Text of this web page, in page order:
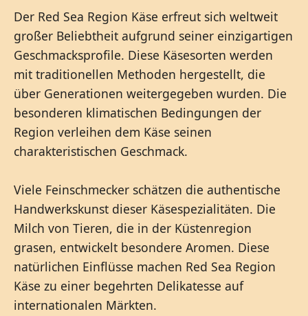
Der Red Sea Region Käse erfreut sich weltweit
großer Beliebtheit aufgrund seiner einzigartigen
Geschmacksprofile. Diese Käsesorten werden
mit traditionellen Methoden hergestellt, die
über Generationen weitergegeben wurden. Die
besonderen klimatischen Bedingungen der
Region verleihen dem Käse seinen
charakteristischen Geschmack.
Viele Feinschmecker schätzen die authentische
Handwerkskunst dieser Käsespezialitäten. Die
Milch von Tieren, die in der Küstenregion
grasen, entwickelt besondere Aromen. Diese
natürlichen Einflüsse machen Red Sea Region
Käse zu einer begehrten Delikatesse auf
internationalen Märkten.